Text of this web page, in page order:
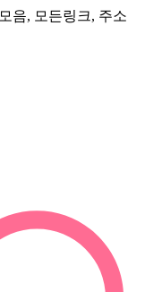
음, 모든링크, 주소